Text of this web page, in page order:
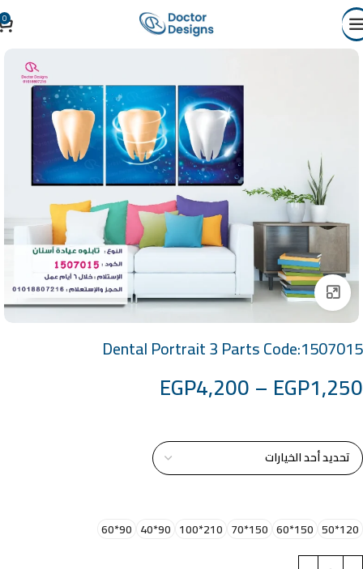
0
Click to enlarge
Dental Portrait 3 Parts Code:1507015
EGP1,250
–
EGP4,200
120*50
150*60
150*70
210*100
90*40
90*60